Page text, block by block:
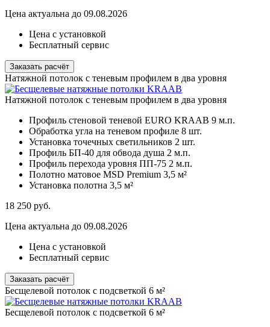
Цена актуальна до 09.08.2026
Цена с установкой
Бесплатный сервис
Заказать расчёт
Натяжной потолок с теневым профилем в два уровня
Натяжной потолок с теневым профилем в два уровня
Профиль стеновой теневой EURO KRAAB 9 м.п.
Обработка угла на теневом профиле 8 шт.
Установка точечных светильников 2 шт.
Профиль БП-40 для обвода душа 2 м.п.
Профиль перехода уровня ПП-75 2 м.п.
Полотно матовое MSD Premium 3,5 м²
Установка полотна 3,5 м²
18 250 руб.
Цена актуальна до 09.08.2026
Цена с установкой
Бесплатный сервис
Заказать расчёт
Бесщелевой потолок с подсветкой 6 м²
Бесщелевой потолок с подсветкой 6 м²